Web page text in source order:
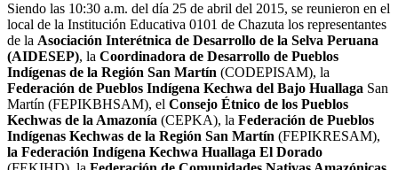
Siendo las 10:30 a.m. del día 25 de abril del 2015, se reunieron en el
local de la Institución Educativa 0101 de Chazuta los representantes
de la Asociación Interétnica de Desarrollo de la Selva Peruana
(AIDESEP), la Coordinadora de Desarrollo de Pueblos
Indígenas de la Región San Martín (CODEPISAM), la
Federación de Pueblos Indígena Kechwa del Bajo Huallaga San
Martín (FEPIKBHSAM), el Consejo Étnico de los Pueblos
Kechwas de la Amazonía (CEPKA), la Federación de Pueblos
Indígenas Kechwas de la Región San Martín (FEPIKRESAM),
la Federación Indígena Kechwa Huallaga El Dorado